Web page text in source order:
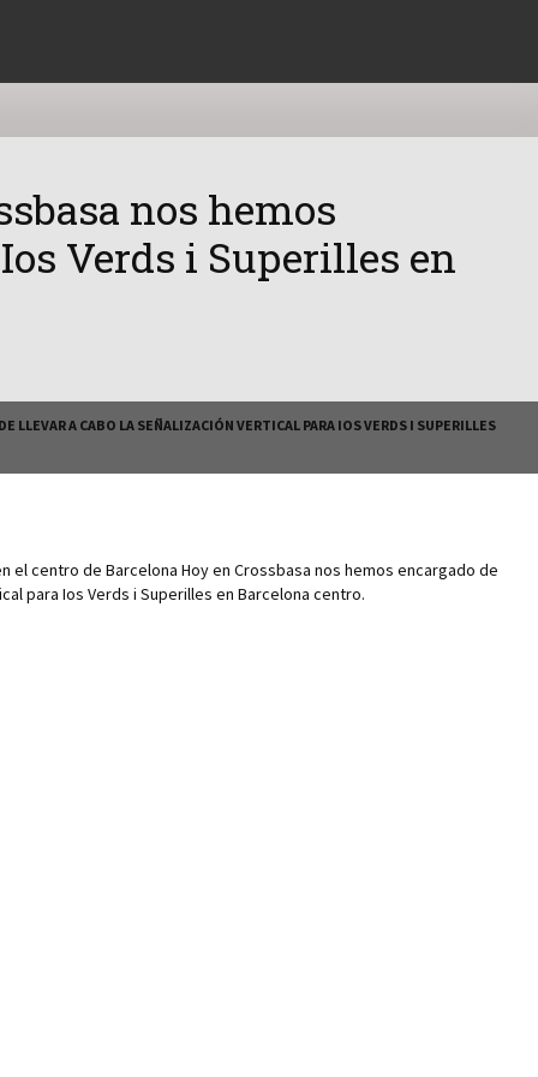
nos hemos
Verds i Superilles en
LLEVAR A CABO LA SEÑALIZACIÓN VERTICAL PARA IOS VERDS I SUPERILLES
el centro de Barcelona Hoy en Crossbasa nos hemos encargado de
para Ios Verds i Superilles en Barcelona centro.